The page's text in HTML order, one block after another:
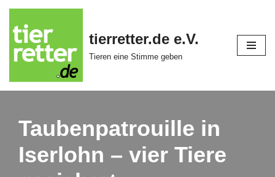
Zum
Inhalt
springen
tierretter.de e.V.
Tieren eine Stimme geben
Taubenpatrouille in
Iserlohn – vier Tiere